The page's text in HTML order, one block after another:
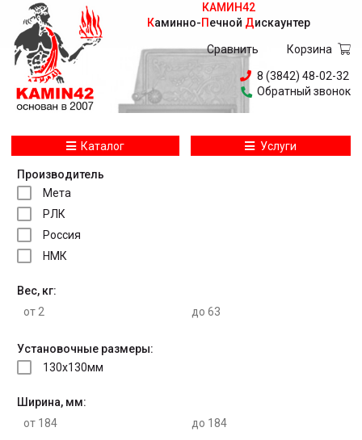
КАМИН42
Каминно- Печной Дискаунтер
Сравнить Корзина
8 (3842) 48-02-32
Обратный звонок
Каталог Услуги
Производитель
Мета
РЛК
Россия
НМК
Вес, кг:
Установочные размеры:
130х130мм
Ширина, мм: